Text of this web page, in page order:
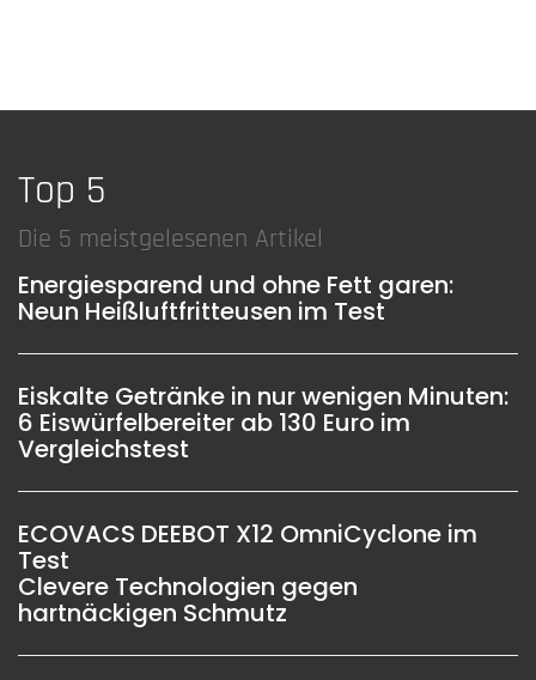
Top 5
Die 5 meistgelesenen Artikel
Energiesparend und ohne Fett garen:
Neun Heißluftfritteusen im Test
Eiskalte Getränke in nur wenigen Minuten:
6 Eiswürfelbereiter ab 130 Euro im
Vergleichstest
ECOVACS DEEBOT X12 OmniCyclone im
Test
Clevere Technologien gegen
hartnäckigen Schmutz